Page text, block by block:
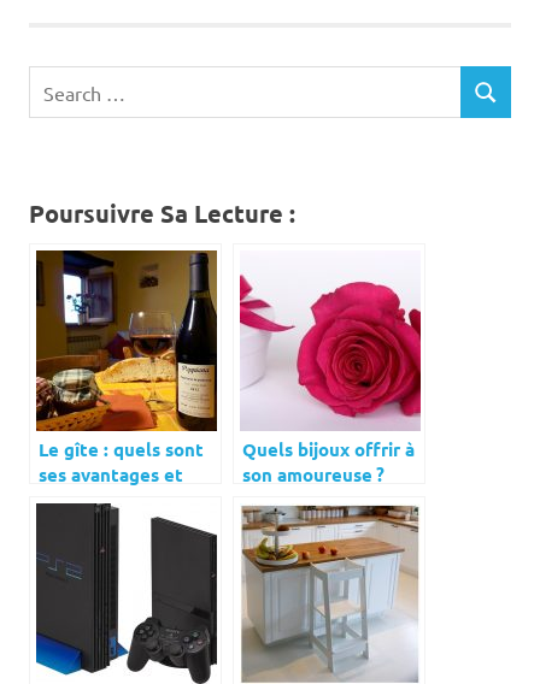
for:
SEARCH
Poursuivre Sa Lecture :
Le gîte : quels sont
ses avantages et
comment le choisir ?
Quels bijoux offrir à
son amoureuse ?